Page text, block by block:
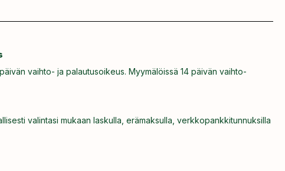
vaihto- ja palautusoikeus. Myymälöissä 14 päivän vaihto-
valintasi mukaan laskulla, erämaksulla, verkkopankkitunnuksilla